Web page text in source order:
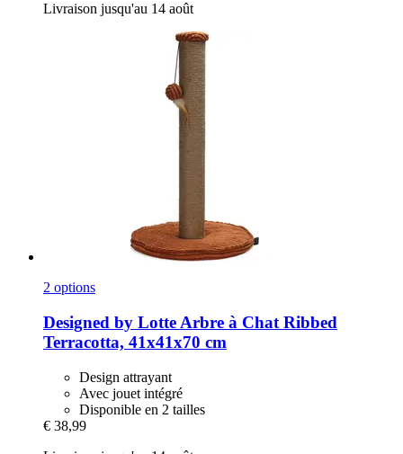
Livraison jusqu'au 14 août
2 options
Designed by Lotte Arbre à Chat Ribbed
Terracotta, 41x41x70 cm
Design attrayant
Avec jouet intégré
Disponible en 2 tailles
€ 38,99